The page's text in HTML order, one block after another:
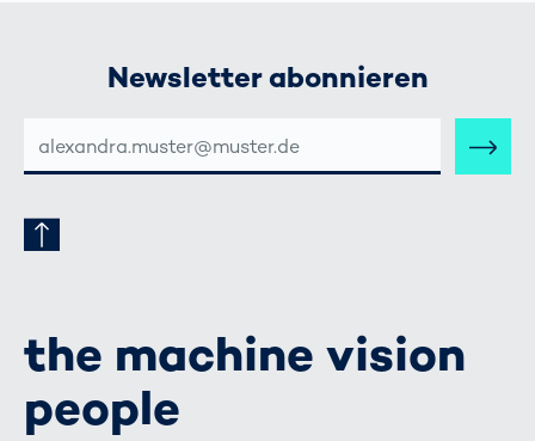
Newsletter abonnieren
MAIL-
ADRESSE
the machine vision
people